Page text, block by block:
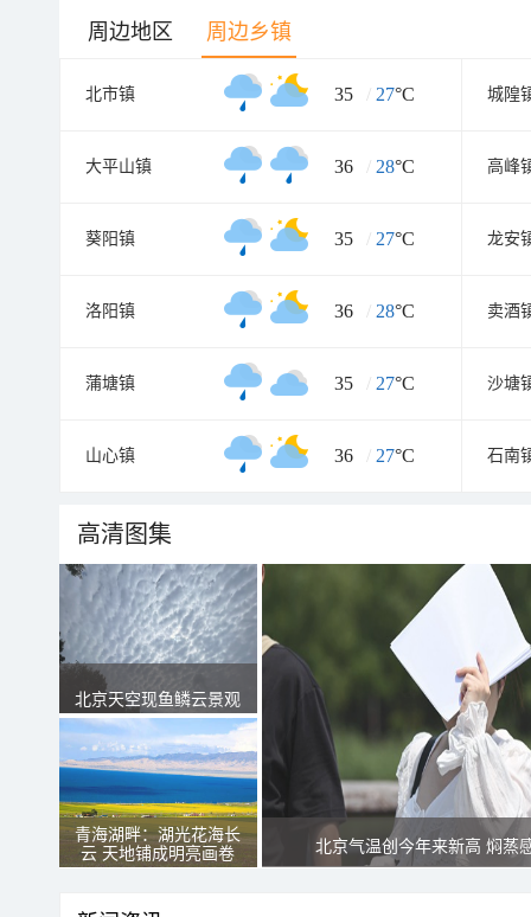
周边地区 周边乡镇
北市镇 35 / 27°C 城隍
大平山镇 36 / 28°C 高峰
葵阳镇 35 / 27°C 龙安
洛阳镇 36 / 28°C 卖酒
蒲塘镇 35 / 27°C 沙塘
山心镇 36 / 27°C 石南
高清图集
北京天空现鱼鳞云景观
青海湖畔：湖光花海长
云 天地铺成明亮画卷
北京气温创今年来新高 焖蒸